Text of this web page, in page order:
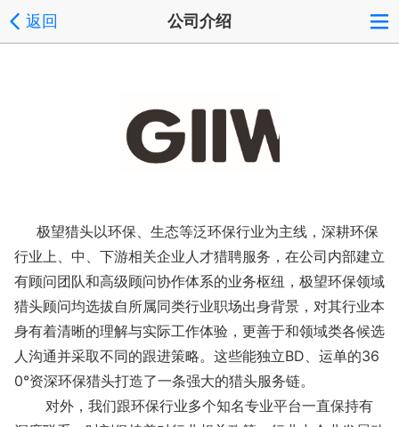
返回 公司介绍
极望猎头以环保、生态等泛环保行业为主线，深耕环保
行业上、中、下游相关企业人才猎聘服务，在公司内部建立
有顾问团队和高级顾问协作体系的业务枢纽，极望环保领域
猎头顾问均选拔自所属同类行业职场出身背景，对其行业本
身有着清晰的理解与实际工作体验，更善于和领域类各候选
人沟通并采取不同的跟进策略。这些能独立BD、运单的36
0°资深环保猎头打造了一条强大的猎头服务链。
对外，我们跟环保行业多个知名专业平台一直保持有